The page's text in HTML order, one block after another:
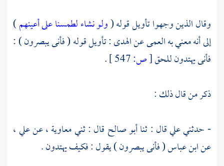
وقال الذين وجهوا تأويل قوله (ولو نشاء لطمسنا على أعينهم)
إلى أنه معني به العمى عن الهدى : تأويل قوله ( فأنى يبصرون ) :
فأنى يهتدون للحق[ص:
.
ذكر من قال ذلك :
- حدثنيعليقال : ثناأبو صالح قال : ثنيمعاوية ،عنعلي ،
عنابن عباس( فأنى يبصرون ) يقول : فكيف يهتدون .